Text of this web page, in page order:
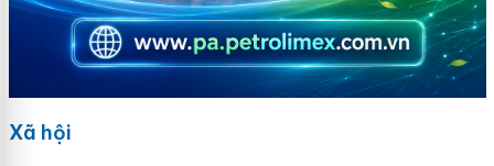
Xã hội